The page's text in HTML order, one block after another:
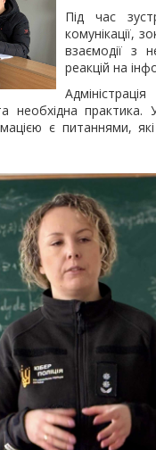
Під час
комунікації,
взаємодії з
реакцій на
необхідна
є питаннями,